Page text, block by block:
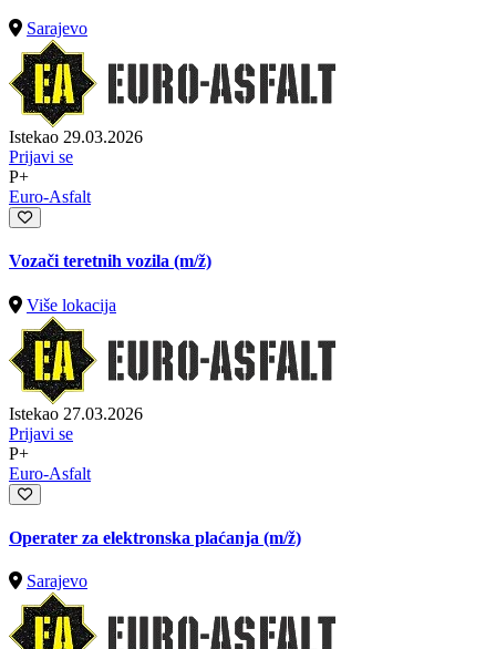
Sarajevo
Istekao 29.03.2026
Prijavi se
P+
Euro-Asfalt
Vozači teretnih vozila (m/ž)
Više lokacija
Istekao 27.03.2026
Prijavi se
P+
Euro-Asfalt
Operater za elektronska plaćanja (m/ž)
Sarajevo